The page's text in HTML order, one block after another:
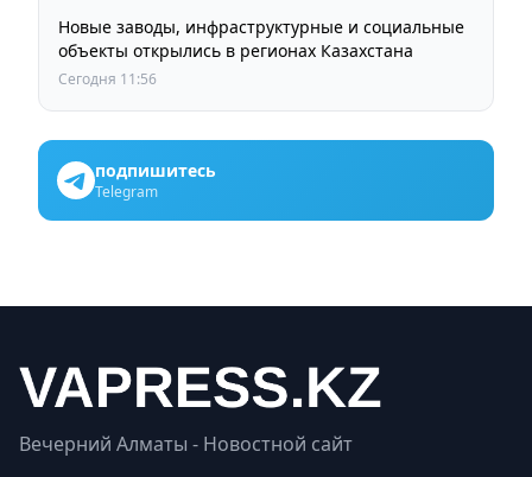
Новые заводы, инфраструктурные и социальные
объекты открылись в регионах Казахстана
Сегодня 11:56
подпишитесь
Telegram
Вечерний Алматы - Новостной сайт